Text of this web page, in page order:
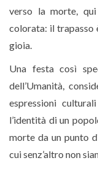
verso la morte,
colorata: il trapasso
gioia.
Una festa così
dell’Umanità,
espressioni
l’identità di un
morte da un punto
cui senz’altro non